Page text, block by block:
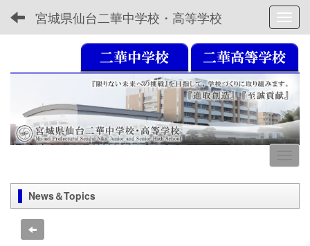
宮城県仙台二華中学校・高等学校
News＆Topics